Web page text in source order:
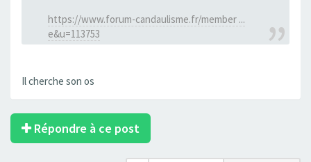
https://www.forum-candaulisme.fr/member ...
e&u=113753
Il cherche son os
Répondre à ce post